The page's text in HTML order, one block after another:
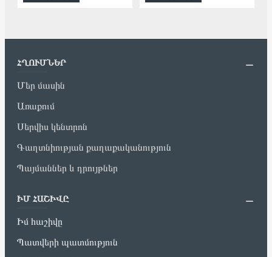
ՀՂՈՒՄՆԵՐ
Մեր մասին
Առաքում
Սերվիս կենտրոն
Գաղտնիության քաղաքականություն
Պայմաններ և դրույթներ
ԻՄ ՀԱՇԻՎԸ
Իմ հաշիվը
Պատվերի պատմություն